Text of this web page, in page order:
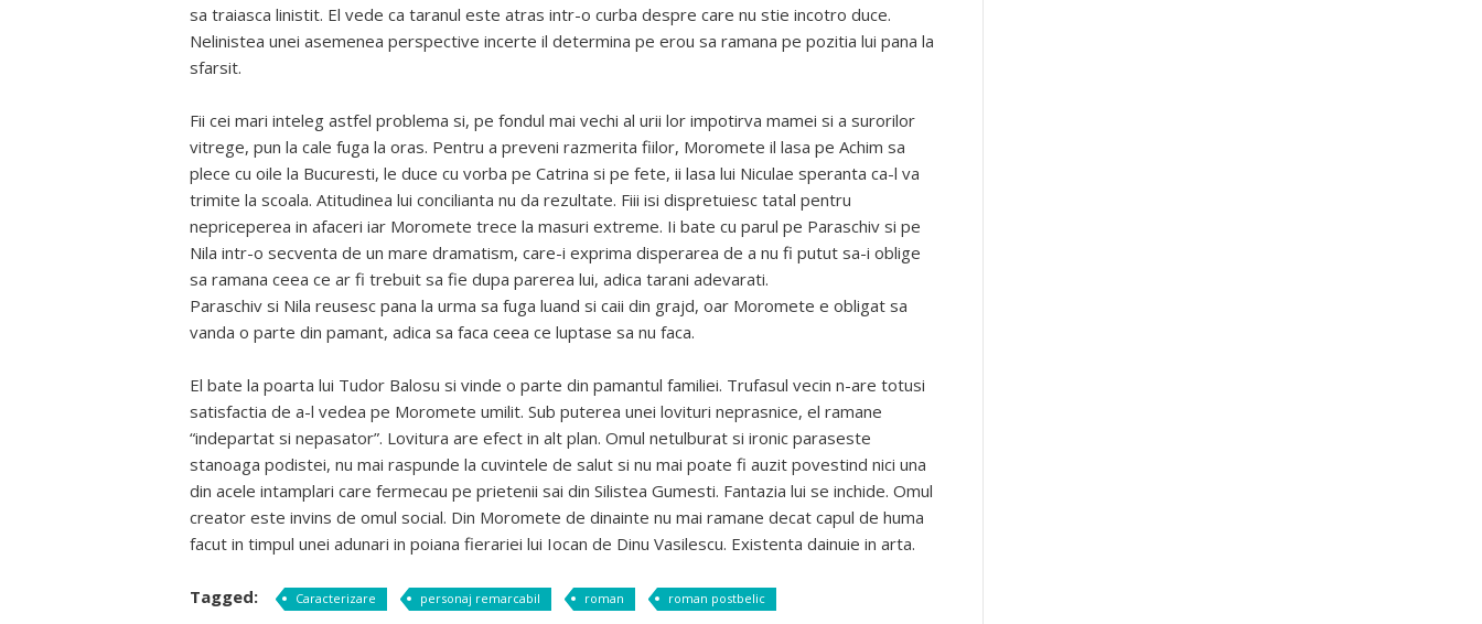
sa traiasca linistit. El vede ca taranul este atras intr-o curba despre care nu stie incotro duce.
Nelinistea unei asemenea perspective incerte il determina pe erou sa ramana pe pozitia lui pana la
sfarsit.
Fii cei mari inteleg astfel problema si, pe fondul mai vechi al urii lor impotirva mamei si a surorilor
vitrege, pun la cale fuga la oras. Pentru a preveni razmerita fiilor, Moromete il lasa pe Achim sa
plece cu oile la Bucuresti, le duce cu vorba pe Catrina si pe fete, ii lasa lui Niculae speranta ca-l va
trimite la scoala. Atitudinea lui concilianta nu da rezultate. Fiii isi dispretuiesc tatal pentru
nepriceperea in afaceri iar Moromete trece la masuri extreme. Ii bate cu parul pe Paraschiv si pe
Nila intr-o secventa de un mare dramatism, care-i exprima disperarea de a nu fi putut sa-i oblige
sa ramana ceea ce ar fi trebuit sa fie dupa parerea lui, adica tarani adevarati.
Paraschiv si Nila reusesc pana la urma sa fuga luand si caii din grajd, oar Moromete e obligat sa
vanda o parte din pamant, adica sa faca ceea ce luptase sa nu faca.
El bate la poarta lui Tudor Balosu si vinde o parte din pamantul familiei. Trufasul vecin n-are totusi
satisfactia de a-l vedea pe Moromete umilit. Sub puterea unei lovituri neprasnice, el ramane
“indepartat si nepasator”. Lovitura are efect in alt plan. Omul netulburat si ironic paraseste
stanoaga podistei, nu mai raspunde la cuvintele de salut si nu mai poate fi auzit povestind nici una
din acele intamplari care fermecau pe prietenii sai din Silistea Gumesti. Fantazia lui se inchide. Omul
creator este invins de omul social. Din Moromete de dinainte nu mai ramane decat capul de huma
facut in timpul unei adunari in poiana fierariei lui Iocan de Dinu Vasilescu. Existenta dainuie in arta.
Tagged: Caracterizare personaj remarcabil roman roman postbelic